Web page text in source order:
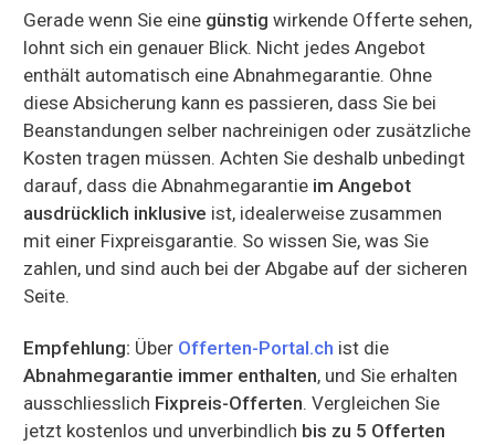
Gerade wenn Sie eine günstig wirkende Offerte sehen,
lohnt sich ein genauer Blick. Nicht jedes Angebot
enthält automatisch eine Abnahmegarantie. Ohne
diese Absicherung kann es passieren, dass Sie bei
Beanstandungen selber nachreinigen oder zusätzliche
Kosten tragen müssen. Achten Sie deshalb unbedingt
darauf, dass die Abnahmegarantie im Angebot
ausdrücklich inklusive ist, idealerweise zusammen
mit einer Fixpreisgarantie. So wissen Sie, was Sie
zahlen, und sind auch bei der Abgabe auf der sicheren
Seite.
Empfehlung: Über Offerten-Portal.ch ist die
Abnahmegarantie immer enthalten, und Sie erhalten
ausschliesslich Fixpreis-Offerten. Vergleichen Sie
jetzt kostenlos und unverbindlich bis zu 5 Offerten